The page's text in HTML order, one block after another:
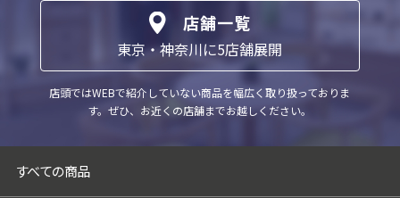
（5）国の機関もしくは地方公共団体又はそ
の委託を受けた者が法令の定める事務を遂
行することに対して協力する必要がある場
合であって、ご本人様の同意を得ることに
よって当該事務の遂行に支障を及ぼすおそ
れがある場合
の達成に必要な範囲内で個人情報の取扱い
の全部又は一部を委託する場合
店舗一覧
東京・神奈川に5店舗展開
店頭ではWEBで紹介していない商品を幅広く取り扱っておりま
す。ぜひ、お近くの店舗までお越しください。
すべての商品